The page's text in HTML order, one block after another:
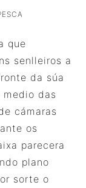
que
senlleiros a
da súa
medio das
cámaras
os
parecera
plano
sorte o